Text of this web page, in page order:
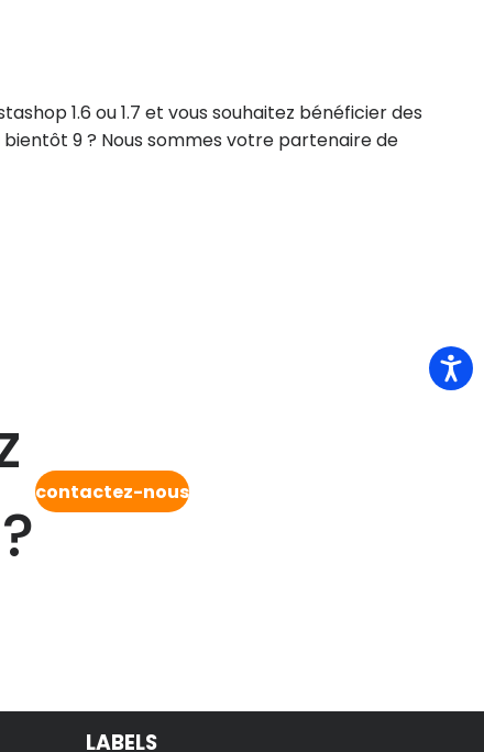
1.6 ou 1.7 et vous souhaitez bénéficier des
9 ? Nous sommes votre partenaire de
contactez-nous
LABELS